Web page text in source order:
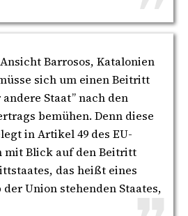
Barrosos, Katalonien
sich um einen Beitritt
Staat” nach den
bemühen. Denn diese
in Artikel 49 des EU-
mit Blick auf den Beitritt
das heißt eines
Union stehenden Staates,